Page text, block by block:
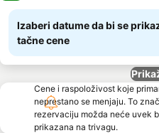
Izaberi datume da bi se
tačne cene
Cene i raspoloživost koje
neprestano se menjaju. To
rezervaciju možda neće uvek
prikazana na trivagu.